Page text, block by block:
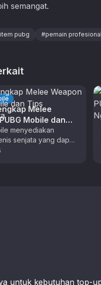
semangat.
item pubg #pemain profesional
Melee
Mobile dan
menyediakan
senjata yang dapat
para player dalam
untuk kebutuhan top-